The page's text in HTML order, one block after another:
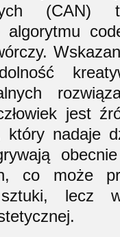
(CAN)
jest
który nadaje
co może
sztuki, lecz